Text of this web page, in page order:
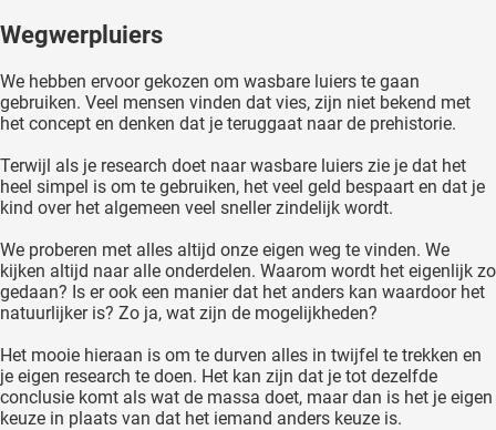
Wegwerpluiers
We hebben ervoor gekozen om wasbare luiers te gaan
gebruiken. Veel mensen vinden dat vies, zijn niet bekend met
het concept en denken dat je teruggaat naar de prehistorie.
Terwijl als je research doet naar wasbare luiers zie je dat het
heel simpel is om te gebruiken, het veel geld bespaart en dat je
kind over het algemeen veel sneller zindelijk wordt.
We proberen met alles altijd onze eigen weg te vinden. We
kijken altijd naar alle onderdelen. Waarom wordt het eigenlijk zo
gedaan? Is er ook een manier dat het anders kan waardoor het
natuurlijker is? Zo ja, wat zijn de mogelijkheden?
Het mooie hieraan is om te durven alles in twijfel te trekken en
je eigen research te doen. Het kan zijn dat je tot dezelfde
conclusie komt als wat de massa doet, maar dan is het je eigen
keuze in plaats van dat het iemand anders keuze is.